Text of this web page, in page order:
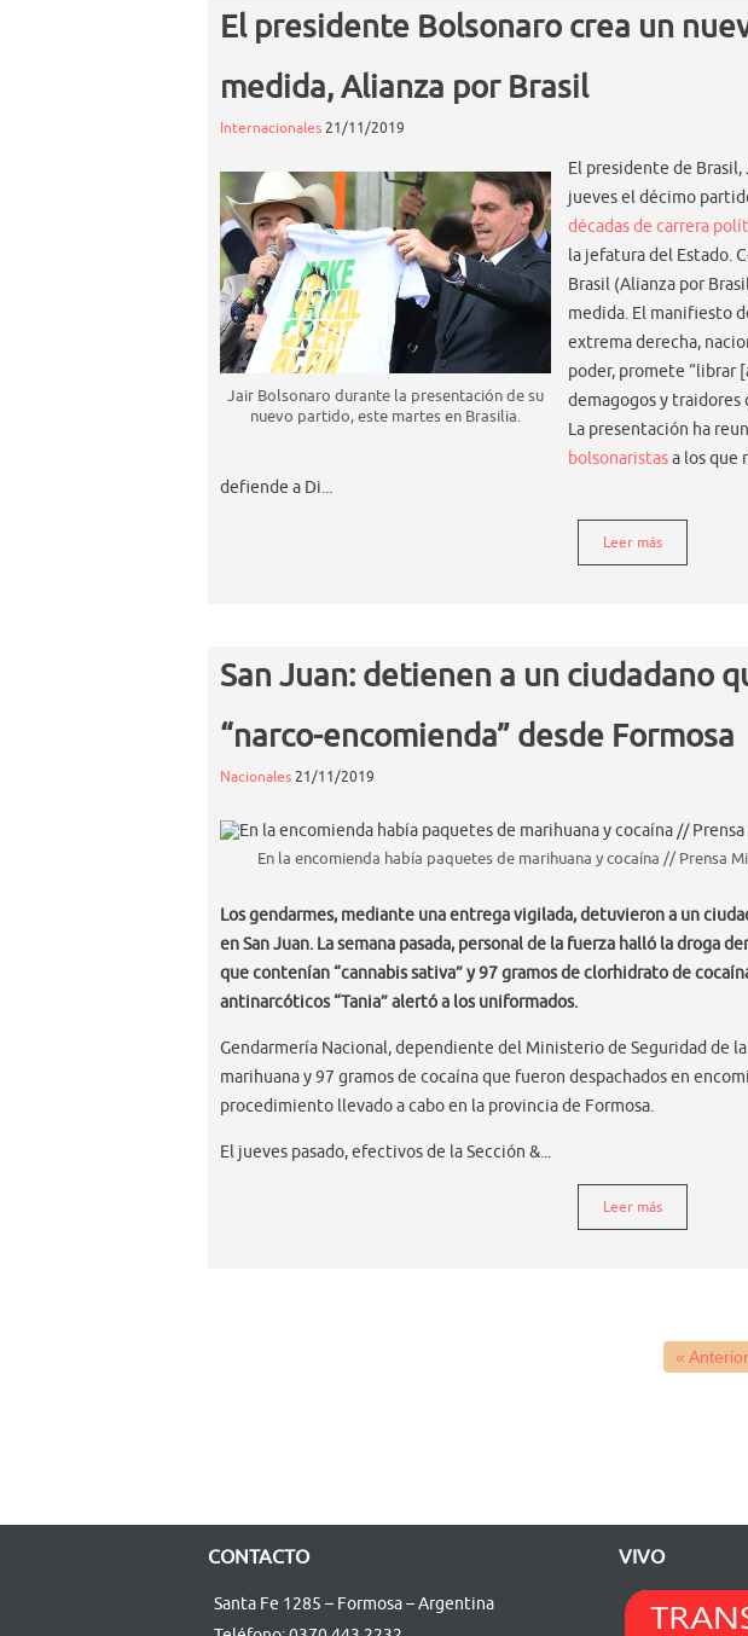
El presidente Bolsonaro crea un
medida, Alianza por Brasil
Internacionales21/11/2019
Jair Bolsonaro durante la presentación de su
nuevo partido, este martes en Brasilia.
El presidente de
jueves el décimo
décadas de carrera
la jefatura del Estado.
Brasil (Alianza por
medida. El manifiesto
extrema derecha,
poder, promete “librar
demagogos y traidores
La presentación ha
bolsonaristasa los que
defiende a Di...
Leer más
San Juan: detienen a un ciudadano
“narco-encomienda” desde Formosa
Nacionales21/11/2019
En la encomienda había paquetes de marihuana y cocaína // Prensa
Los gendarmes, mediante una entrega vigilada, detuvieron a un
en San Juan. La semana pasada, personal de la fuerza halló la droga
que contenían “cannabis sativa” y 97 gramos de clorhidrato de
antinarcóticos “Tania” alertó a los uniformados.
Gendarmería Nacional, dependiente del Ministerio de Seguridad de
marihuana y 97 gramos de cocaína que fueron despachados en
procedimiento llevado a cabo en la provincia de Formosa.
El jueves pasado, efectivos de la Sección &...
Leer más
« Anterior
CONTACTO
Santa Fe 1285 – Formosa – Argentina
VIVO